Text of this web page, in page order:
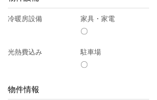
冷暖房設備 家具・家電
〇
光熱費込み 駐車場
〇
物件情報